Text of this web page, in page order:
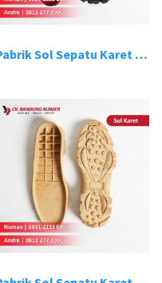
Pabrik Sol Sepatu Karet Bandung 16